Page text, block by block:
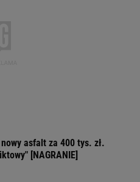
asfalt za 400 tys. zł.
[NAGRANIE]